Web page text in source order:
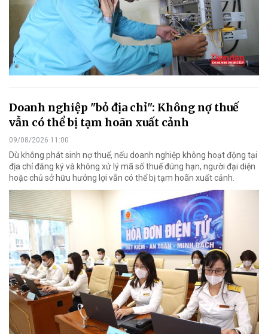
Doanh nghiệp "bỏ địa chỉ": Không nợ thuế
vẫn có thể bị tạm hoãn xuất cảnh
09/08/2026 11:00
Dù không phát sinh nợ thuế, nếu doanh nghiệp không hoạt động tại
địa chỉ đăng ký và không xử lý mã số thuế đúng hạn, người đại diện
hoặc chủ sở hữu hưởng lợi vẫn có thể bị tạm hoãn xuất cảnh.